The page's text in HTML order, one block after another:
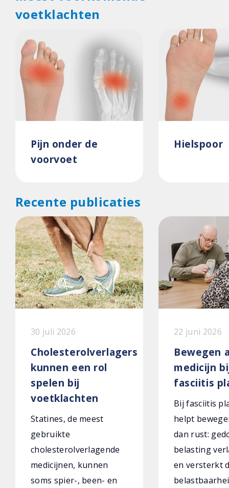
voetklachten
Pijn onder de
voorvoet
Hielspoor
Recente publicaties
30 juli 2026
Cholesterolverlagers
kunnen een rol
spelen bij
voetklachten
Statines, de meest
gebruikte
cholesterolverlagende
medicijnen, kunnen
soms spier-, been- en
22 juni 2026
Bewegen
medicijn
fasciitis
Bij fasciitis
helpt
dan rust:
belasting
en versterkt